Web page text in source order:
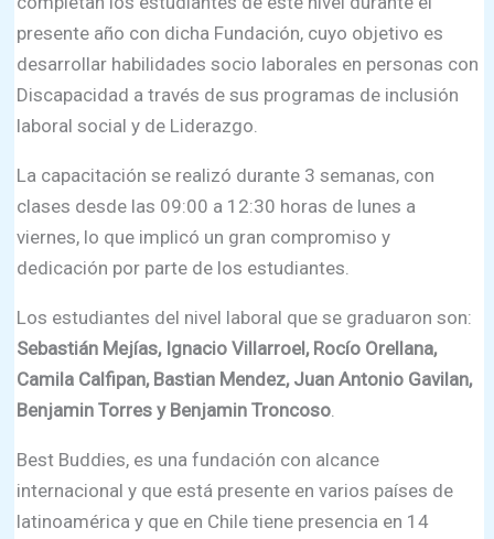
presente año con dicha Fundación, cuyo objetivo es
desarrollar habilidades socio laborales en personas con
Discapacidad a través de sus programas de inclusión
laboral social y de Liderazgo.
La capacitación se realizó durante 3 semanas, con
clases desde las 09:00 a 12:30 horas de lunes a
viernes, lo que implicó un gran compromiso y
dedicación por parte de los estudiantes.
Los estudiantes del nivel laboral que se graduaron son:
Sebastián Mejías, Ignacio Villarroel, Rocío Orellana,
Camila Calfipan, Bastian Mendez, Juan Antonio Gavilan,
Benjamin Torres y Benjamin Troncoso.
Best Buddies, es una fundación con alcance
internacional y que está presente en varios países de
latinoamérica y que en Chile tiene presencia en 14